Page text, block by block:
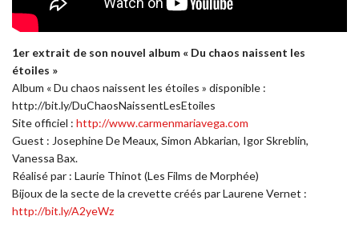
1er extrait de son nouvel album « Du chaos naissent les
étoiles »
Album « Du chaos naissent les étoiles » disponible :
http://bit.ly/DuChaosNaissentLesEtoiles
Site officiel : http://www.carmenmariavega.com
Guest : Josephine De Meaux, Simon Abkarian, Igor Skreblin,
Vanessa Bax.
Réalisé par : Laurie Thinot (Les Films de Morphée)
Bijoux de la secte de la crevette créés par Laurene Vernet :
http://bit.ly/A2yeWz